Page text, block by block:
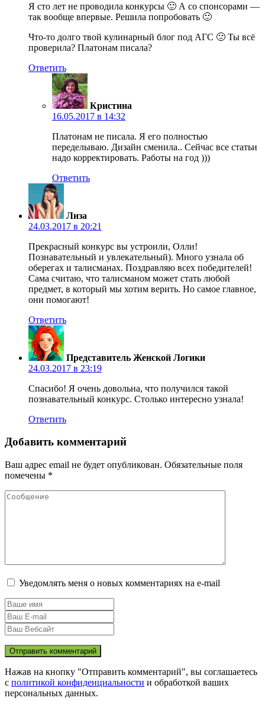
Я сто лет не проводила конкурсы 🙂 А со спонсорами —
так вообще впервые. Решила попробовать 🙂
Что-то долго твой кулинарный блог под АГС 🙁 Ты всё
проверила? Платонам писала?
Ответить
Кристина
16.05.2017 в 14:32
Платонам не писала. Я его полностью
переделываю. Дизайн сменила.. Сейчас все статьи
надо корректировать. Работы на год )))
Ответить
Лиза
24.03.2017 в 20:21
Прекрасный конкурс вы устроили, Олли!
Познавательный и увлекательный). Много узнала об
оберегах и талисманах. Поздравляю всех победителей!
Сама считаю, что талисманом может стать любой
предмет, в который мы хотим верить. Но самое главное,
они помогают!
Ответить
Представитель Женской Логики
24.03.2017 в 23:19
Спасибо! Я очень довольна, что получился такой
познавательный конкурс. Столько интересно узнала!
Ответить
Добавить комментарий
Ваш адрес email не будет опубликован. Обязательные поля
помечены *
Уведомлять меня о новых комментариях на e-mail
Нажав на кнопку "Отправить комментарий", вы соглашаетесь
с политикой конфиденциальности и обработкой ваших
персональных данных.